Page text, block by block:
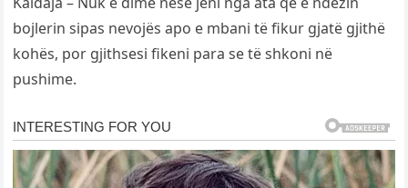
bojlerin sipas nevojës apo e mbani të fikur gjatë gjithë
kohës, por gjithsesi fikeni para se të shkoni në
pushime.